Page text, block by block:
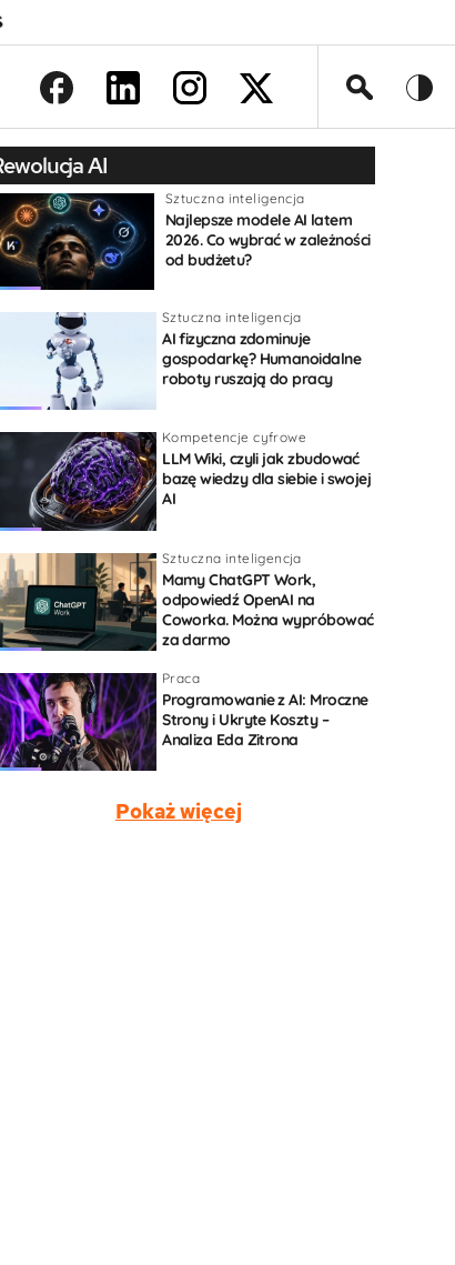
AI
Sztuczna inteligencja
Najlepsze modele AI latem
2026. Co wybrać w zależności
od budżetu?
Sztuczna inteligencja
AI fizyczna zdominuje
gospodarkę? Humanoidalne
roboty ruszają do pracy
Kompetencje cyfrowe
LLM Wiki, czyli jak zbudować
bazę wiedzy dla siebie i swojej
AI
Sztuczna inteligencja
Mamy ChatGPT Work,
odpowiedź OpenAI na
Coworka. Można wypróbować
za darmo
Praca
Programowanie z AI: Mroczne
Strony i Ukryte Koszty –
Analiza Eda Zitrona
Pokaż więcej